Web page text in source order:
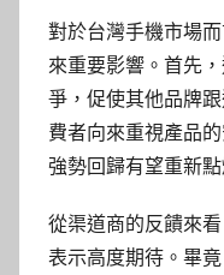
對於台灣手機市場
來重要影響。首先
爭，促使其他品牌
費者向來重視產品
強勢回歸有望重新
從渠道商的反饋來
表示高度期待。畢